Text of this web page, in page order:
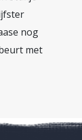
nog
met